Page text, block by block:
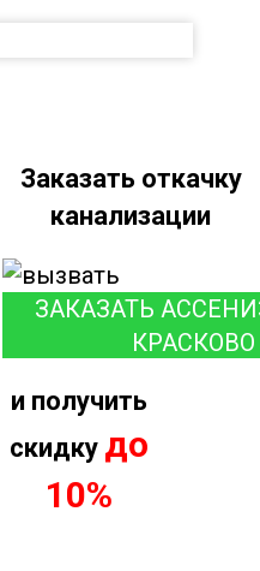
Заказать откачку
канализации
ЗАКАЗАТЬ
КРАСКОВО
и получить
скидку до
10%